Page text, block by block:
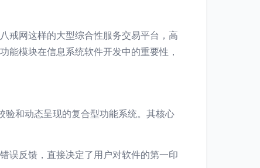
戒网这样的大型综合性服务交易平台，高
能模块在信息系统软件开发中的重要性，
验和动态呈现的复合型功能系统。其核心
误反馈，直接决定了用户对软件的第一印